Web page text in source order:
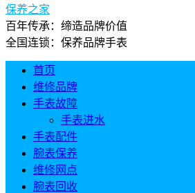
保养之家
百年传承：缔造品牌价值
全国连锁：保养品牌手表
首页
维修品牌
手表故障
手表进水
手表配件
腕表保养
维修网点
腕表回收